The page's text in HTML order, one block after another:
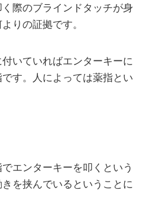
際のブラインドタッチが身
りの証拠です。
いていればエンターキーに
す。人によっては薬指とい
エンターキーを叩くという
を挟んでいるということに